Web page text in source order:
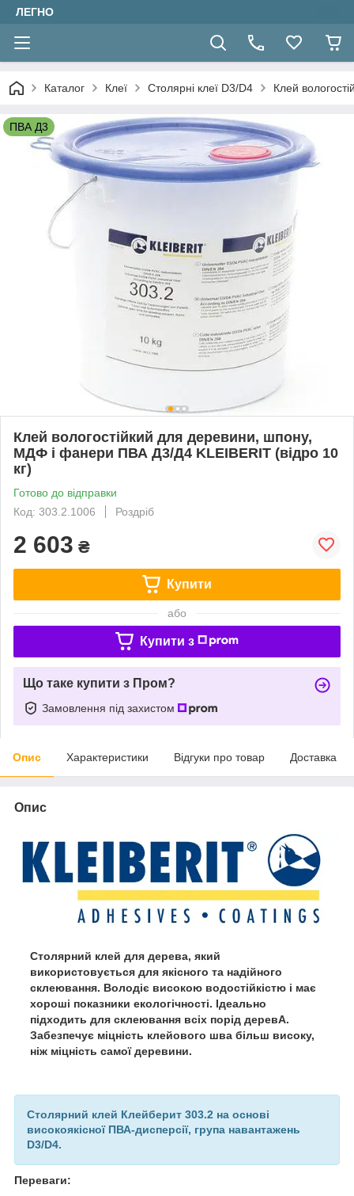
ЛЕГНО
Каталог Клеї Столярні клеї D3/D4 Клей
ПВА Д3
Клей вологостійкий для деревини, шпону,
МДФ і фанери ПВА Д3/Д4 KLEIBERIT (відро 10
кг)
Готово до відправки
Код: 303.2.1006
Роздріб
2 603 ₴
Купити
або
Купити з
Що таке купити з Пром?
Замовлення під захистом
Опис Характеристики Відгуки про товар Доставка
Опис
Столярний клей для дерева, який
використовується для якісного та надійного
склеювання. Володіє високою водостійкістю і має
хороші показники екологічності. Ідеально
підходить для склеювання всіх порід деревА.
Забезпечує міцність клейового шва більш високу,
ніж міцність самої деревини.
Столярний клей Клейберит 303.2 на основі
високоякісної ПВА-дисперсії, група навантажень
D3/D4.
Переваги: